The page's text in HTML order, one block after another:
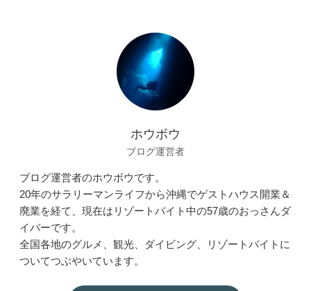
ホウボウ
ブログ運営者
ブログ運営者のホウボウです。
20年のサラリーマンライフから沖縄でゲストハウス開業＆
廃業を経て、現在はリゾートバイト中の57歳のおっさんダ
イバーです。
全国各地のグルメ、観光、ダイビング、リゾートバイトに
ついてつぶやいています。